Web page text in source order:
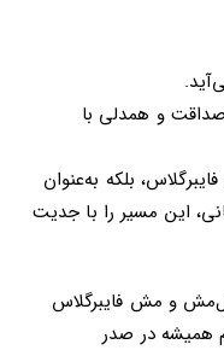
و همدلی با
بلکه به‌عنوان
این مسیر را با جدیت
و مش فایبرگلاس
همیشه در صدر